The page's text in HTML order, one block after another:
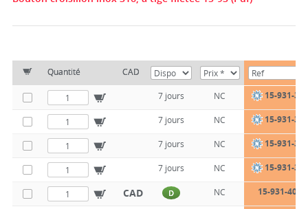
Quantité CAD
7 jours NC 15-931-
7 jours NC 15-931-
7 jours NC 15-931-
7 jours NC 15-931-
CAD D NC 15-931-40-